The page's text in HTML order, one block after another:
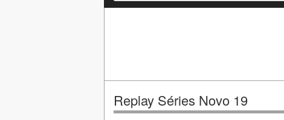
Replay Séries Novo 19